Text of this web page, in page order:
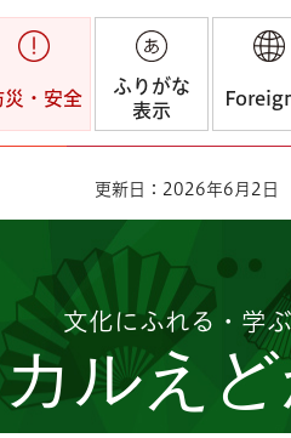
災・安全
ふりがな
表示
更新日：2026年6月2日
文化にふれる・学
ルえ